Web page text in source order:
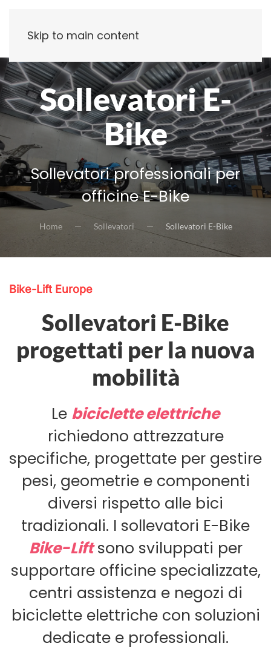
Skip to main content
Sollevatori E-
Bike
Sollevatori professionali per
officine E-Bike
Home Sollevatori Sollevatori E-Bike
Bike-Lift Europe
Sollevatori E-Bike
progettati per la nuova
mobilità
Le biciclette elettriche
richiedono attrezzature
specifiche, progettate per gestire
pesi, geometrie e componenti
diversi rispetto alle bici
tradizionali. I sollevatori E-Bike
Bike-Liftsono sviluppati per
supportare officine specializzate,
centri assistenza e negozi di
biciclette elettriche con soluzioni
dedicate e professionali.